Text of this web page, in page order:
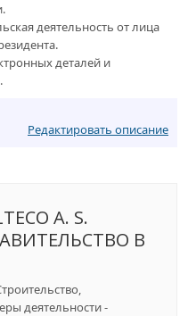
деятельность от лица
деталей и
Редактировать описание
A. S.
В
деятельности -